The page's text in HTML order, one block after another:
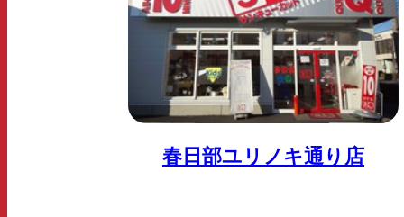
春日部ユリノキ通り店